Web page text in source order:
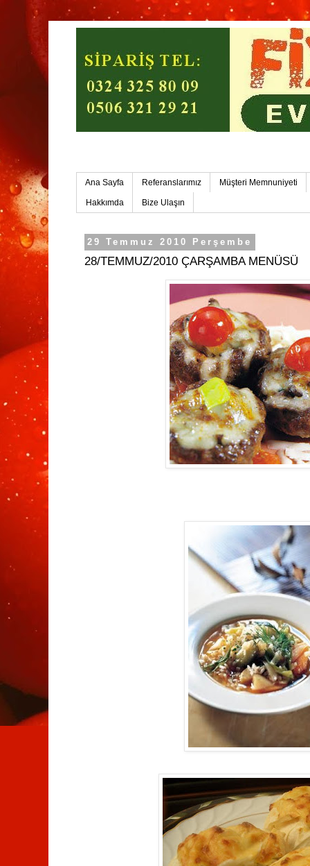
Ana Sayfa Referanslarımız Müşteri Memnuniyeti
Hakkımda Bize Ulaşın
29 Temmuz 2010 Perşembe
28/TEMMUZ/2010 ÇARŞAMBA MENÜSÜ